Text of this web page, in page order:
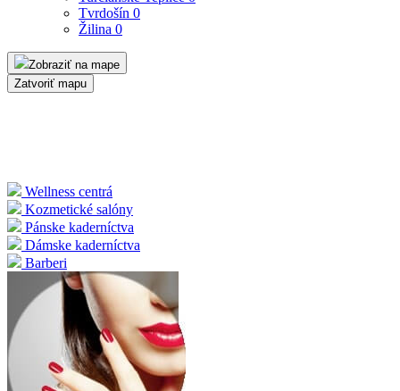
Tvrdošín 0
Žilina 0
Zobraziť na mape
Zatvoriť mapu
Wellness centrá
Kozmetické salóny
Pánske kaderníctva
Dámske kaderníctva
Barberi